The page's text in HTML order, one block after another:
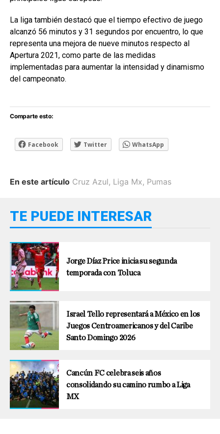
La liga también destacó que el tiempo efectivo de juego
alcanzó 56 minutos y 31 segundos por encuentro, lo que
representa una mejora de nueve minutos respecto al
Apertura 2021, como parte de las medidas
implementadas para aumentar la intensidad y dinamismo
del campeonato.
Comparte esto:
Facebook Twitter WhatsApp
En este artículo Cruz Azul, Liga Mx, Pumas
TE PUEDE INTERESAR
Jorge Díaz Price inicia su segunda
temporada con Toluca
Israel Tello representará a México en los
Juegos Centroamericanos y del Caribe
Santo Domingo 2026
Cancún FC celebra seis años
consolidando su camino rumbo a Liga
MX